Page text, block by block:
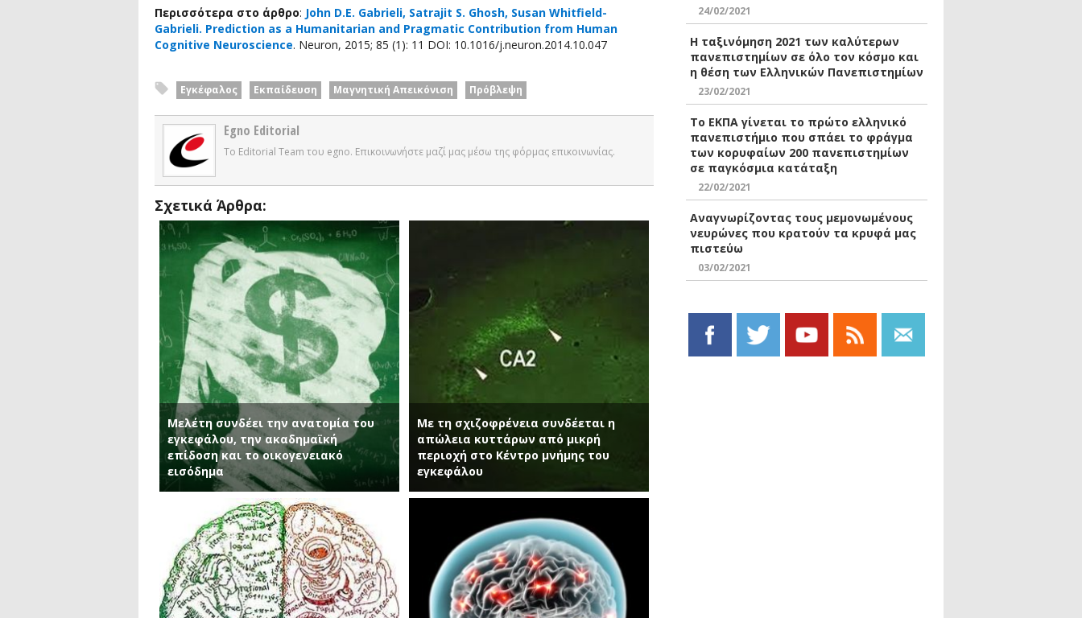
Περισσότερα στο άρθρο: John D.E. Gabrieli, Satrajit S. Ghosh, Susan Whitfield-
Gabrieli. Prediction as a Humanitarian and Pragmatic Contribution from Human
Cognitive Neuroscience. Neuron, 2015; 85 (1): 11 DOI: 10.1016/j.neuron.2014.10.047
Εγκέφαλος Εκπαίδευση Μαγνητική Απεικόνιση Πρόβλεψη
Egno Editorial
Το Editorial Team του egno. Επικοινωνήστε μαζί μας μέσω της φόρμας επικοινωνίας.
Σχετικά Άρθρα:
Μελέτη συνδέει την ανατομία του
εγκεφάλου, την ακαδημαϊκή
επίδοση και το οικογενειακό
εισόδημα
Με τη σχιζοφρένεια συνδέεται η
απώλεια κυττάρων από μικρή
περιοχή στο Κέντρο μνήμης του
εγκεφάλου
24/02/2021
Η ταξινόμηση 2021 των καλύτερων
πανεπιστημίων σε όλο τον κόσμο και
η θέση των Ελληνικών Πανεπιστημίων
23/02/2021
Το ΕΚΠΑ γίνεται το πρώτο ελληνικό
πανεπιστήμιο που σπάει το φράγμα
των κορυφαίων 200 πανεπιστημίων
σε παγκόσμια κατάταξη
22/02/2021
Αναγνωρίζοντας τους μεμονωμένους
νευρώνες που κρατούν τα κρυφά μας
πιστεύω
03/02/2021